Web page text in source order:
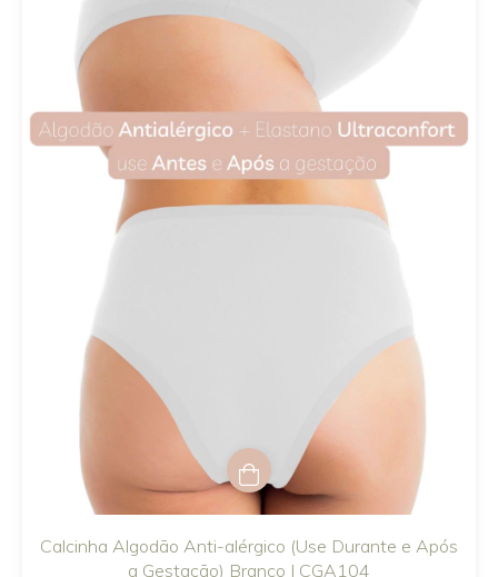
Calcinha Algodão Anti-alérgico (Use Durante e Após
a Gestação) Branco | CGA104